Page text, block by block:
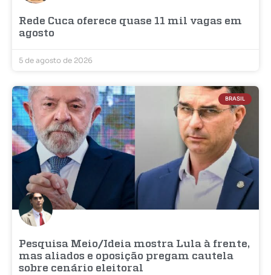
Rede Cuca oferece quase 11 mil vagas em
agosto
5 de agosto de 2026
BRASIL
Pesquisa Meio/Ideia mostra Lula à frente,
mas aliados e oposição pregam cautela
sobre cenário eleitoral